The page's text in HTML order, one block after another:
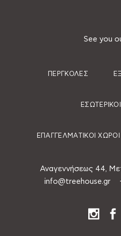
See you
ΠΈΡΓΚΟΛΕΣ
ΕΠΑΓΓΕΛΜΑΤΙΚΟΊ ΧΏΡΟΙ
Αναγεννήσεως 44,
info@treehouse.gr